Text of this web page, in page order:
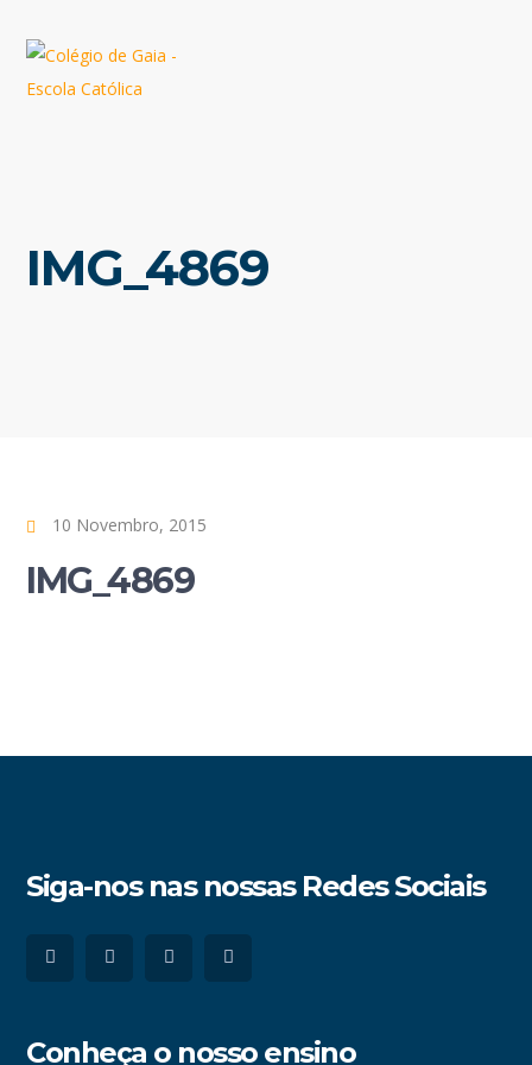
IMG_4869
10 Novembro, 2015
IMG_4869
Siga-nos nas nossas Redes Sociais
Conheça o nosso ensino